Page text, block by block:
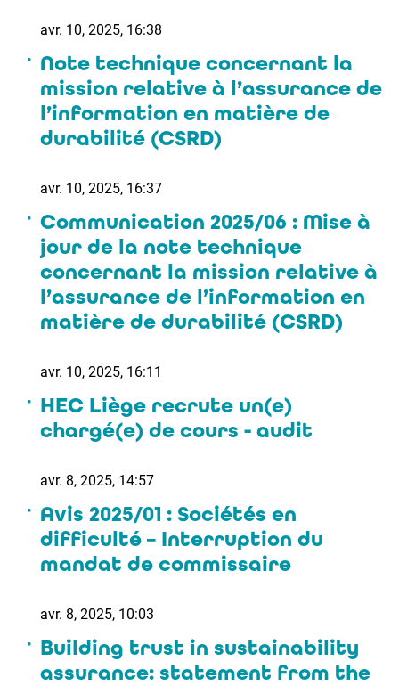
avr. 10, 2025, 16:38
Note technique concernant la
mission relative à l’assurance de
l’information en matière de
durabilité (CSRD)
avr. 10, 2025, 16:37
Communication 2025/06 : Mise à
jour de la note technique
concernant la mission relative à
l’assurance de l’information en
matière de durabilité (CSRD)
avr. 10, 2025, 16:11
HEC Liège recrute un(e)
chargé(e) de cours - audit
avr. 8, 2025, 14:57
Avis 2025/01 : Sociétés en
difficulté – Interruption du
mandat de commissaire
avr. 8, 2025, 10:03
Building trust in sustainability
assurance: statement from the